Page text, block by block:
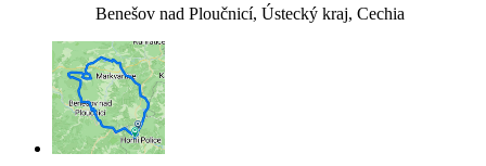
Benešov nad Ploučnicí, Ústecký kraj, Cechia